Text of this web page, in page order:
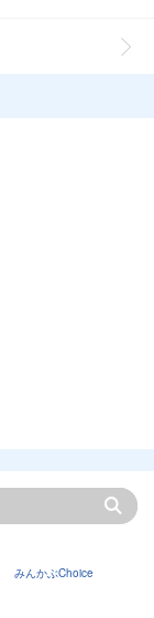
みんかぶChoice